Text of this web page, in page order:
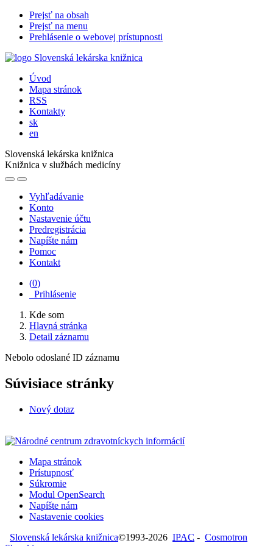
Prejsť na obsah
Prejsť na menu
Prehlásenie o webovej prístupnosti
Úvod
Mapa stránok
RSS
Kontakty
sk
en
Slovenská lekárska knižnica
Knižnica v službách medicíny
Vyhľadávanie
Konto
Nastavenie účtu
Predregistrácia
Napíšte nám
Pomoc
Kontakt
(0)
Prihlásenie
Kde som
Hlavná stránka
Detail záznamu
Nebolo odoslané ID záznamu
Súvisiace stránky
Nový dotaz
Mapa stránok
Prístupnosť
Súkromie
Modul OpenSearch
Napíšte nám
Nastavenie cookies
Slovenská lekárska knižnica©1993-2026 IPAC - Cosmotron